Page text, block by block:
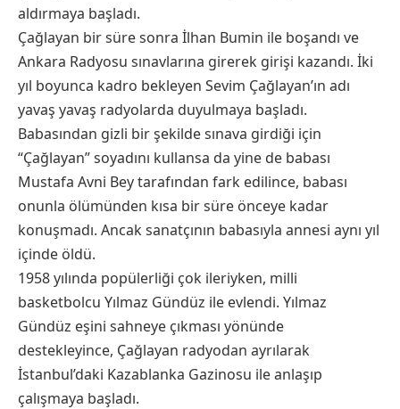
aldırmaya başladı.
Çağlayan bir süre sonra İlhan Bumin ile boşandı ve
Ankara Radyosu sınavlarına girerek girişi kazandı. İki
yıl boyunca kadro bekleyen Sevim Çağlayan’ın adı
yavaş yavaş radyolarda duyulmaya başladı.
Babasından gizli bir şekilde sınava girdiği için
“Çağlayan” soyadını kullansa da yine de babası
Mustafa Avni Bey tarafından fark edilince, babası
onunla ölümünden kısa bir süre önceye kadar
konuşmadı. Ancak sanatçının babasıyla annesi aynı yıl
içinde öldü.
1958 yılında popülerliği çok ileriyken, milli
basketbolcu Yılmaz Gündüz ile evlendi. Yılmaz
Gündüz eşini sahneye çıkması yönünde
destekleyince, Çağlayan radyodan ayrılarak
İstanbul’daki Kazablanka Gazinosu ile anlaşıp
çalışmaya başladı.